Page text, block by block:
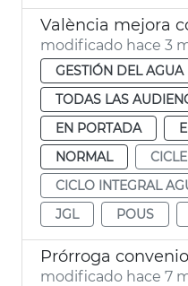
modificado hace 3
GESTIÓN DEL AGUA
TODAS LAS
EN PORTADA
NORMAL
CICLO INTEGRAL
JGL
POUS
modificado hace 7